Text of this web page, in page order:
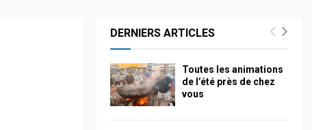
DERNIERS ARTICLES
Toutes les animations
de l’été près de chez
vous